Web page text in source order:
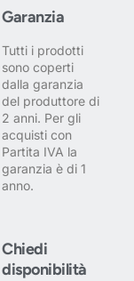
Garanzia
Tutti i prodotti
sono coperti
dalla garanzia
del produttore di
2 anni. Per gli
acquisti con
Partita IVA la
garanzia è di 1
anno.
Chiedi
disponibilità